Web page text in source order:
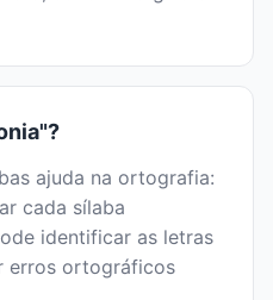
ajuda na ortografia:
cada sílaba
identificar as letras
erros ortográficos